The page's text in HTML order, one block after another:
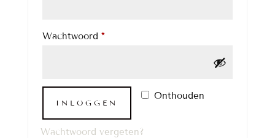
Wachtwoord *Verplicht
Onthouden
INLOGGEN
Wachtwoord vergeten?